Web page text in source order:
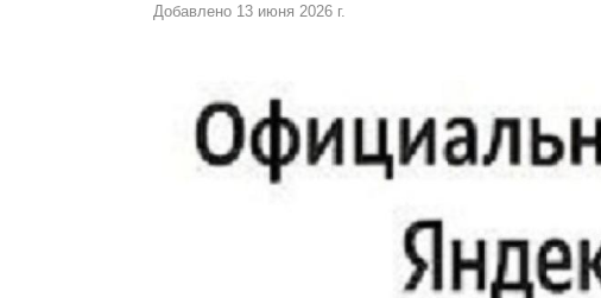
Добавлено 13 июня 2026 г.